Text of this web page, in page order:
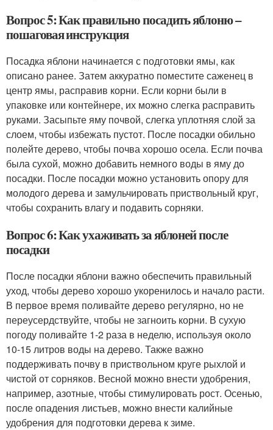
Вопрос 5: Как правильно посадить яблоню –
пошаговая инструкция
Посадка яблони начинается с подготовки ямы, как
описано ранее. Затем аккуратно поместите саженец в
центр ямы, расправив корни. Если корни были в
упаковке или контейнере, их можно слегка расправить
руками. Засыпьте яму почвой, слегка уплотняя слой за
слоем, чтобы избежать пустот. После посадки обильно
полейте дерево, чтобы почва хорошо осела. Если почва
была сухой, можно добавить немного воды в яму до
посадки. После посадки можно установить опору для
молодого дерева и замульчировать приствольный круг,
чтобы сохранить влагу и подавить сорняки.
Вопрос 6: Как ухаживать за яблоней после
посадки
После посадки яблони важно обеспечить правильный
уход, чтобы дерево хорошо укоренилось и начало расти.
В первое время поливайте дерево регулярно, но не
переусердствуйте, чтобы не загноить корни. В сухую
погоду поливайте 1-2 раза в неделю, используя около
10-15 литров воды на дерево. Также важно
поддерживать почву в приствольном круге рыхлой и
чистой от сорняков. Весной можно внести удобрения,
например, азотные, чтобы стимулировать рост. Осенью,
после опадения листьев, можно внести калийные
удобрения для подготовки дерева к зиме.